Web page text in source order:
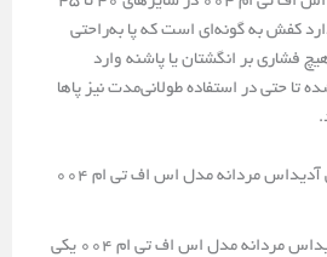
کفش به گونه‌ای است که پا به‌راحتی
فشاری بر انگشتان یا پاشنه وارد
تا حتی در استفاده طولانی‌مدت نیز پاها
مردانه مدل اس اف تی ام 004
انعطاف‌پذیری زیره کفش آدیداس مردانه مدل اس اف تی ام 004 یکی